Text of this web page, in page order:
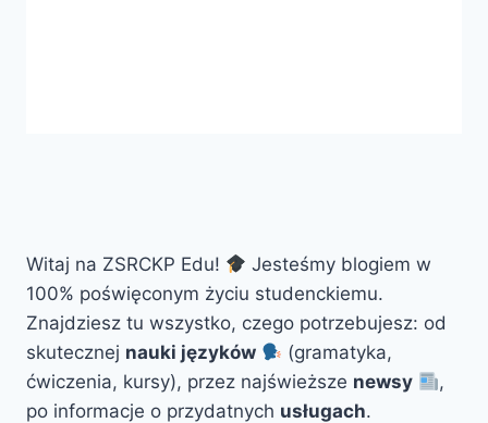
Witaj na ZSRCKP Edu!
Jesteśmy blogiem w
100% poświęconym życiu studenckiemu.
Znajdziesz tu wszystko, czego potrzebujesz: od
skutecznej nauki języków
(gramatyka,
ćwiczenia, kursy), przez najświeższe newsy
,
po informacje o przydatnych usługach.